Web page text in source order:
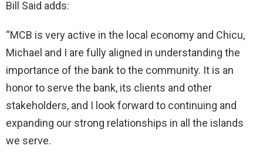
Bill Said adds:
“MCB is very active in the local economy and Chicu,
Michael and I are fully aligned in understanding the
importance of the bank to the community. It is an
honor to serve the bank, its clients and other
stakeholders, and I look forward to continuing and
expanding our strong relationships in all the islands
we serve.